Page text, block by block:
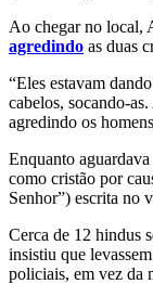
Ao chegar no local,
agredindo as duas
“Eles estavam
cabelos, socando-
agredindo os
Enquanto
como cristão por
Senhor”) escrita no
Cerca de 12 hindus
insistiu que
policiais, em vez da